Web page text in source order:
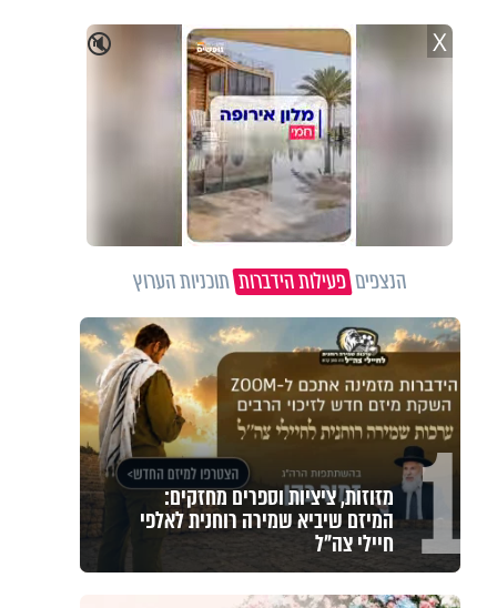
🔇 X
הנצפיםפעילות הידברותתוכניות הערוץ
1 מזוזות, ציציות וספרים מחזקים:
המיזם שיביא שמירה רוחנית לאלפי
חיילי צה"ל